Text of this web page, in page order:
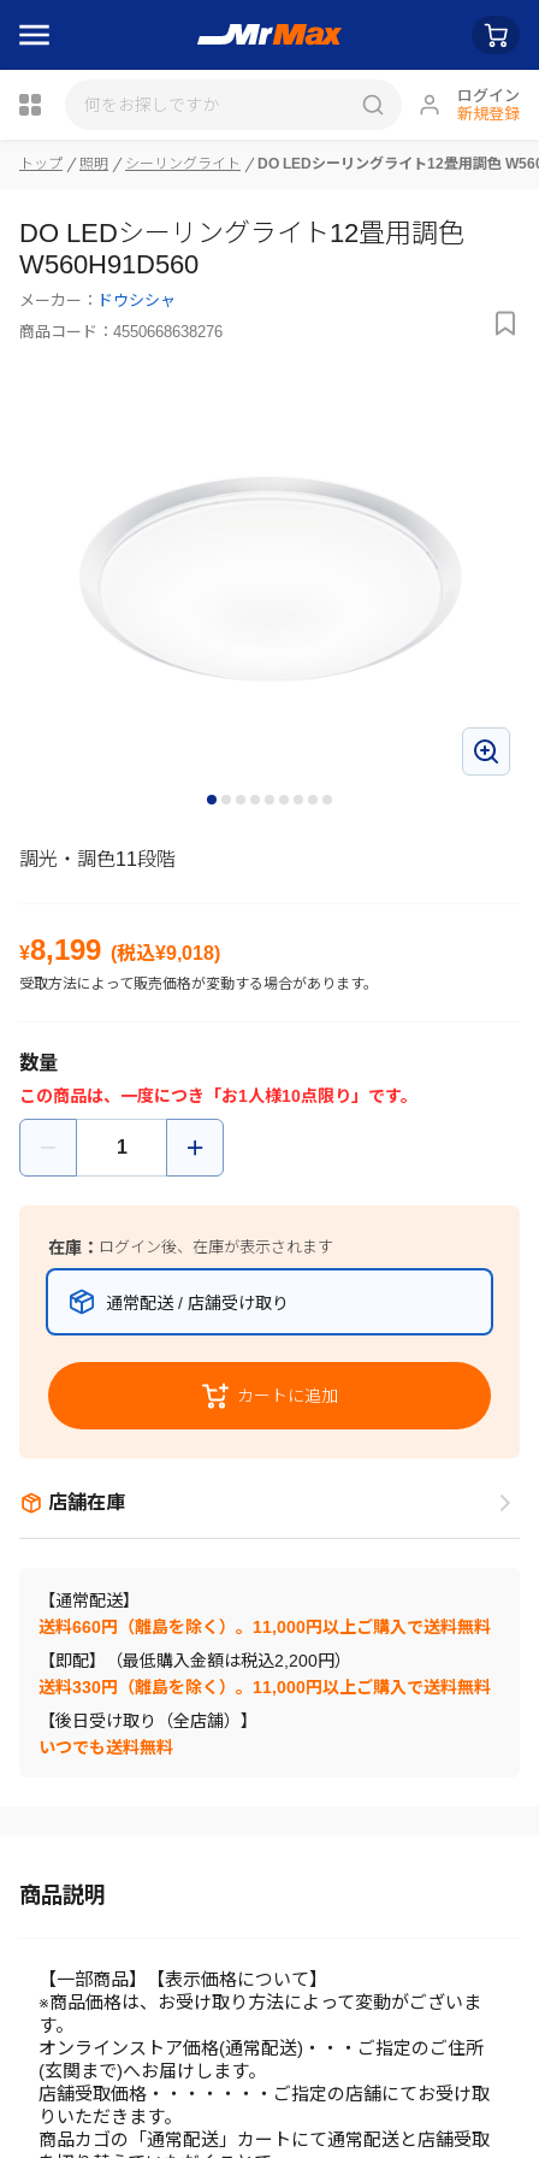
ログイン
新規登録
瓶詰
トップ 照明 シーリングライト DO LEDシーリングライト12畳用調色
DO LEDシーリングライト12畳用調色
W560H91D560
メーカー：
ドウシシャ
商品コード： 4550668638276
調光・調色11段階
¥8,199 (税込¥9,018)
受取方法によって販売価格が変動する場合があります。
数量
この商品は、一度につき「お1人様10点限り」です。
在庫： ログイン後、在庫が表示されます
通常配送 / 店舗受け取り
カートに追加
店舗在庫
【通常配送】
送料660円（離島を除く）。11,000円以上ご購入で送料無料
【即配】（最低購入金額は税込2,200円）
送料330円（離島を除く）。11,000円以上ご購入で送料無料
【後日受け取り（全店舗）】
いつでも送料無料
商品説明
【一部商品】【表示価格について】
※商品価格は、お受け取り方法によって変動がございま
す。
オンラインストア価格(通常配送)・・・ご指定のご住所
(玄関まで)へお届けします。
店舗受取価格・・・・・・・ご指定の店舗にてお受け取
りいただきます。
商品カゴの「通常配送」カートにて通常配送と店舗受取